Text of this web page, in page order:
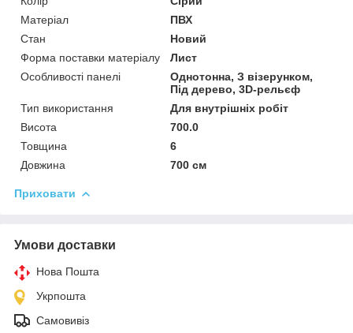
Матеріал
ПВХ
Стан
Новий
Форма поставки матеріалу
Лист
Особливості панелі
Однотонна, З візерунком,
Під дерево, 3D-рельєф
Тип використання
Для внутрішніх робіт
Висота
700.0
Товщина
6
Довжина
700 см
Приховати
Умови доставки
Нова Пошта
Укрпошта
Самовивіз